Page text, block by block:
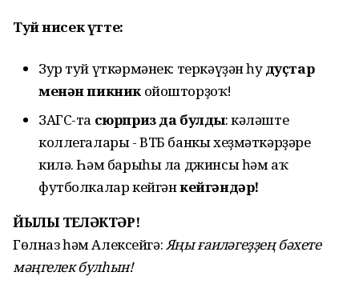
Туй нисекүтте:
Зур туй үткәрмәнек: теркәүҙән һуңдуҫтар
менән пикникойошторҙоҡ!
ЗАГС-та сюрпризда булды: кәләштең
коллегалары - ВТБ банкы хеҙмәткәрҙәре
килә. Һәм барыһы ла джинсы һәм аҡ
футболкалар кейгәнкейгәндәр!
ЙЫЛЫ ТЕЛӘКТӘР!
Гөлназ һәм Алексейгә:Яңы ғаиләгеҙҙең бәхете
мәңгелек булһын!